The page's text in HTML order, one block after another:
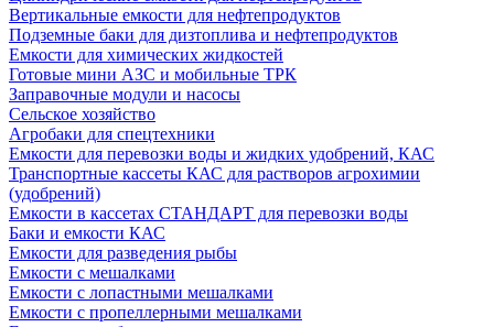
Вертикальные емкости для нефтепродуктов
Подземные баки для дизтоплива и нефтепродуктов
Емкости для химических жидкостей
Готовые мини АЗС и мобильные ТРК
Заправочные модули и насосы
Сельское хозяйство
Агробаки для спецтехники
Емкости для перевозки воды и жидких удобрений, КАС
Транспортные кассеты КАС для растворов агрохимии
(удобрений)
Емкости в кассетах СТАНДАРТ для перевозки воды
Баки и емкости КАС
Емкости для разведения рыбы
Емкости с мешалками
Емкости с лопастными мешалками
Емкости с пропеллерными мешалками